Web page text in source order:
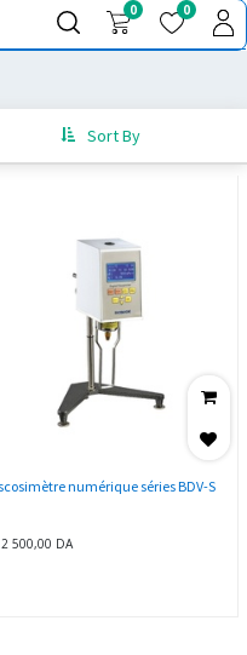
0 0
Sort By
numérique séries BDV-S
500,00 DA